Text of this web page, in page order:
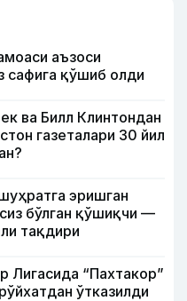
аъзоси
сафига қўшиб олди
ва Билл Клинтондан
газеталари 30 йил
эришган
бўлган қўшиқчи —
тақдири
Лигасида “Пахтакор”
ўтказилди